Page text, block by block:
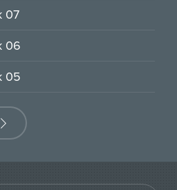
07
06
05